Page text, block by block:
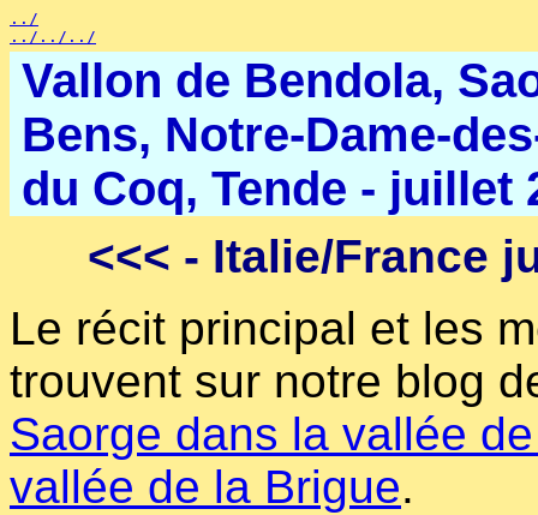
../
../../../
Vallon de Bendola,
Bens, Notre-Dame-
du Coq, Tende - juillet
<<< - Italie/France
Le récit principal et les
trouvent sur notre blog
Saorge dans la vallée
vallée de la Brigue.